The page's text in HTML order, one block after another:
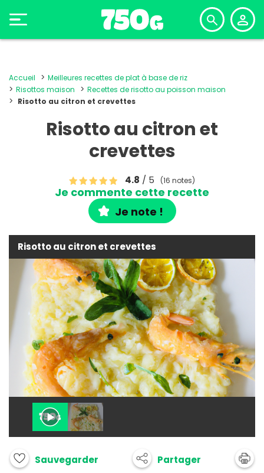
Accueil
Meilleures recettes de plat à base de riz
Risottos maison
Recettes de risotto au poisson maison
Risotto au citron et crevettes
Risotto au citron et
crevettes
4.8 / 5 (16 notes)
Je commente cette recette
Je note !
Risotto au citron et crevettes
Sauvegarder Partager